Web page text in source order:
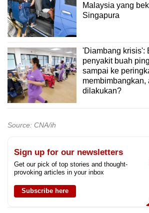
Malaysia yang
Singapura
'Diambang krisis':
penyakit buah
sampai ke
membimbangkan,
dilakukan?
Source: CNA/ih
Sign up for our newsletters
Get our pick of top stories and thought-
provoking articles in your inbox
Subscribe here